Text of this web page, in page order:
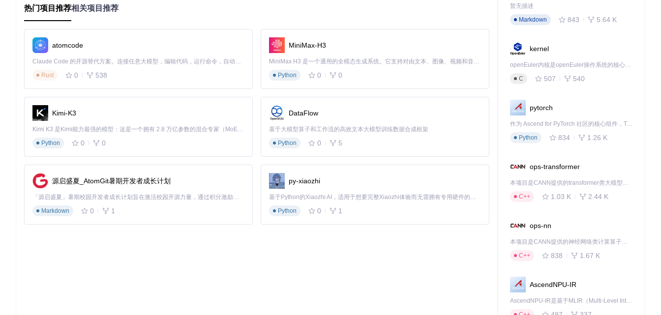
  --bpf-out-dir=./dist \
部署客户端扮演"运输车队"的角色， 命令负责将编译好的程序安全送达目标集群。高级配置支持部署策略调整：
# 带确认机制的安全部署
solana program deploy ./dist/program.so \
  --max-retry-delay 10 \
  --commitment finalized \
  --output json
测试框架如同"质检部门"，确保部署前程序质量。典型配置包含单元测试和集成测试双层验证：
环境管理工具 则像"交通管制系统"，负责不同集群环境的切换与配置。通过环境变量实现无缝切换：
# 环境切换示例
export SOLANA_CLUSTER="devnet"
热门项目推荐相关项目推荐
atomcode
Claude Code 的开源替代方案。连接任意大模型，编辑代码，运行命令，自动验证 — 全自动执行。用 Rust 构建，极致性能。 ｜ An open-source alternative to Claude Code. Connect any LLM, edit code, run commands, and verify changes — autonomously. Built in Rust for speed. Get Started
Rust
0 538
MiniMax-H3
MiniMax H3 是一个通用的全模态生成系统。它支持对由文本、图像、视频和音频组成的多模态上下文进行统一理解，并能生成分辨率高达 2K、时长可达 15 秒的带原生立体声音频的视频。得益于面向任务泛化的系统设计，H3 在预训练阶段就已具备广泛的多模态上下文理解与生成能力，能够出色地执行复杂的多模态指令。
Python
0 0
Kimi-K3
Kimi K3 是Kimi能力最强的模型：这是一个拥有 2.8 万亿参数的混合专家（MoE）模型，具备原生视觉理解能力，并支持 100 万 token 的上下文窗口。
Python
0 0
DataFlow
基于大模型算子和工作流的高效文本大模型训练数据合成框架
Python
0 5
源启盛夏_AtomGit暑期开发者成长计划
「源启盛夏」暑期校园开发者成长计划旨在激活校园开源力量，通过积分激励、认证扶持、资源倾斜等形式，引导高校组织和开发者完成「入驻 — 建项目 — 做贡献 — 获认证 — 得资源」的完整闭环。无论你是想带领社团入驻平台的组织者，还是希望用代码贡献证明自己的开发者，都能在这里找到属于你的成长路径。
Markdown
0 1
py-xiaozhi
基于Python的Xiaozhi AI，适用于想要完整Xiaozhi体验而无需拥有专用硬件的用户。
Python
0 1
暂无描述
Markdown
843 5.64 K
kernel
openEuler内核是openEuler操作系统的核心，既是系统性能与稳定性的基石，也是连接处理器、设备与服务的桥梁。
C
507 540
pytorch
作为 Ascend for PyTorch 社区的核心组件，TorchNPU 是昇腾专为 PyTorch 打造的深度学习适配插件，使 PyTorch 框架能够直接调用昇腾 NPU，为开发者提供昇腾 AI 处理器的超强算力。
Python
834 1.26 K
ops-transformer
本项目是CANN提供的transformer类大模型算子库，实现网络在NPU上加速计算。
C++
1.03 K 2.44 K
ops-nn
本项目是CANN提供的神经网络类计算算子库，实现网络在NPU上加速计算。
C++
838 1.67 K
AscendNPU-IR
AscendNPU-IR是基于MLIR（Multi-Level Intermediate Representation）构建的，面向昇腾亲和算子编译时使用的中间表示，提供昇腾完备表达能力，通过编译优化提升昇腾AI处理器计算效率，支持通过生态框架使能昇腾AI处理器与深度调优